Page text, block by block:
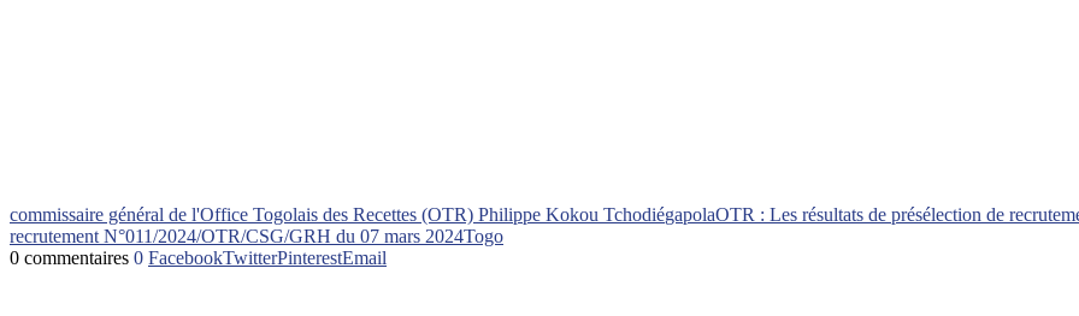
commissaire général de l'Office Togolais des Recettes (OTR) Philippe Kokou TchodiégapolaOTR : Les résultats de présélection de
recrutement N°011/2024/OTR/CSG/GRH du 07 mars 2024Togo
0 commentaires 0 FacebookTwitterPinterestEmail